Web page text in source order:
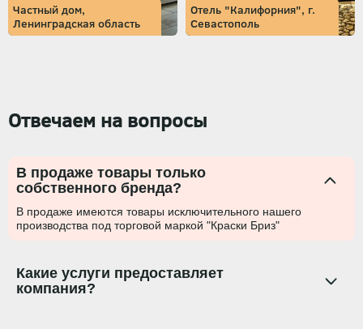
Частный дом,
Ленинградская область
Отель "Калифорния", г.
Севастополь
Отвечаем на вопросы
В продаже товары только
собственного бренда?
В продаже имеются товары исключительного нашего
производства под торговой маркой "Краски Бриз"
Какие услуги предоставляет
компания?